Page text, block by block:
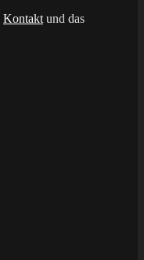
Kontakt und das